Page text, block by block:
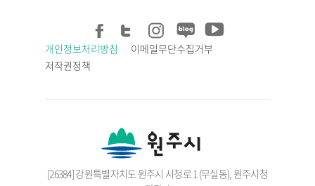
개인정보처리방침
이메일무단수집거부
저작권정책
[26384] 강원특별자치도 원주시 시청로 1 (무실동), 원주시청